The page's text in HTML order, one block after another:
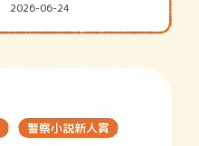
2026-06-24
警察小説新人賞